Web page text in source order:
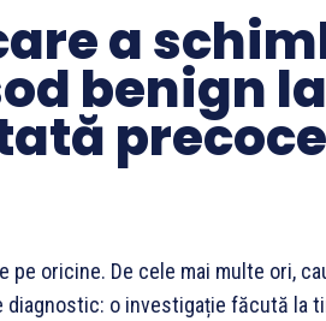
a
benign
precoce
pe oricine. De cele mai multe ori,
diagnostic: o investigație făcută la